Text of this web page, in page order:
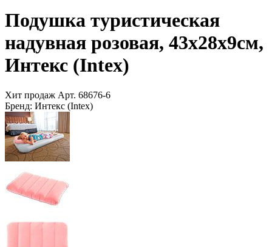
Подушка туристическая
надувная розовая, 43х28х9см,
Интекс (Intex)
Хит продаж Арт. 68676-6
Бренд: Интекс (Intex)